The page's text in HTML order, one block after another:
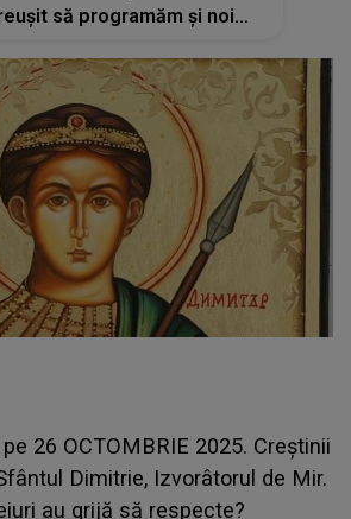
să programăm și noi
26 OCTOMBRIE 2025. Creștinii
Dimitrie, Izvorâtorul de Mir.
au grijă să respecte?